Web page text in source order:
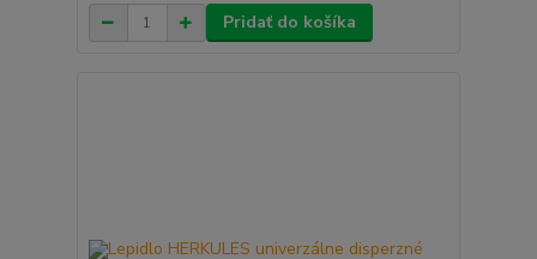
Pridať do košíka